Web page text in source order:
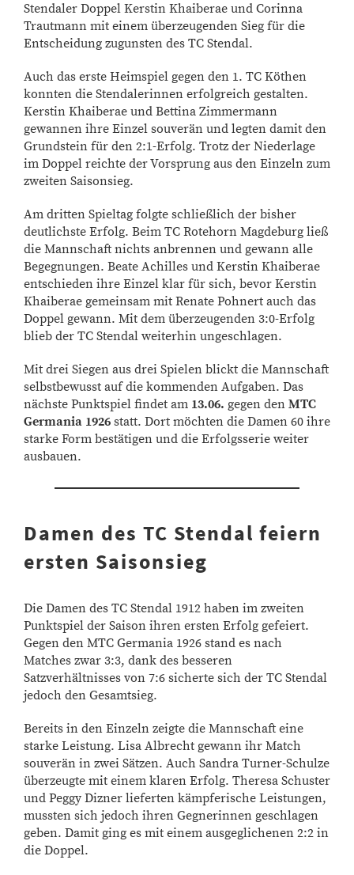
Stendaler Doppel Kerstin Khaiberae und Corinna
Trautmann mit einem überzeugenden Sieg für die
Entscheidung zugunsten des TC Stendal.
Auch das erste Heimspiel gegen den 1. TC Köthen
konnten die Stendalerinnen erfolgreich gestalten.
Kerstin Khaiberae und Bettina Zimmermann
gewannen ihre Einzel souverän und legten damit den
Grundstein für den 2:1-Erfolg. Trotz der Niederlage
im Doppel reichte der Vorsprung aus den Einzeln zum
zweiten Saisonsieg.
Am dritten Spieltag folgte schließlich der bisher
deutlichste Erfolg. Beim TC Rotehorn Magdeburg ließ
die Mannschaft nichts anbrennen und gewann alle
Begegnungen. Beate Achilles und Kerstin Khaiberae
entschieden ihre Einzel klar für sich, bevor Kerstin
Khaiberae gemeinsam mit Renate Pohnert auch das
Doppel gewann. Mit dem überzeugenden 3:0-Erfolg
blieb der TC Stendal weiterhin ungeschlagen.
Mit drei Siegen aus drei Spielen blickt die Mannschaft
selbstbewusst auf die kommenden Aufgaben. Das
nächste Punktspiel findet am 13.06. gegen den MTC
Germania 1926 statt. Dort möchten die Damen 60 ihre
starke Form bestätigen und die Erfolgsserie weiter
ausbauen.
Damen des TC Stendal feiern
ersten Saisonsieg
Die Damen des TC Stendal 1912 haben im zweiten
Punktspiel der Saison ihren ersten Erfolg gefeiert.
Gegen den MTC Germania 1926 stand es nach
Matches zwar 3:3, dank des besseren
Satzverhältnisses von 7:6 sicherte sich der TC Stendal
jedoch den Gesamtsieg.
Bereits in den Einzeln zeigte die Mannschaft eine
starke Leistung. Lisa Albrecht gewann ihr Match
souverän in zwei Sätzen. Auch Sandra Turner-Schulze
überzeugte mit einem klaren Erfolg. Theresa Schuster
und Peggy Dizner lieferten kämpferische Leistungen,
mussten sich jedoch ihren Gegnerinnen geschlagen
geben. Damit ging es mit einem ausgeglichenen 2:2 in
die Doppel.